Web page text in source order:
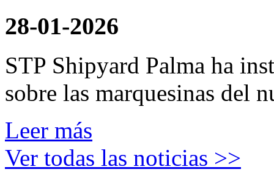
28-01-2026
STP Shipyard Palma ha
sobre las marquesinas del
Leer más
Ver todas las noticias >>